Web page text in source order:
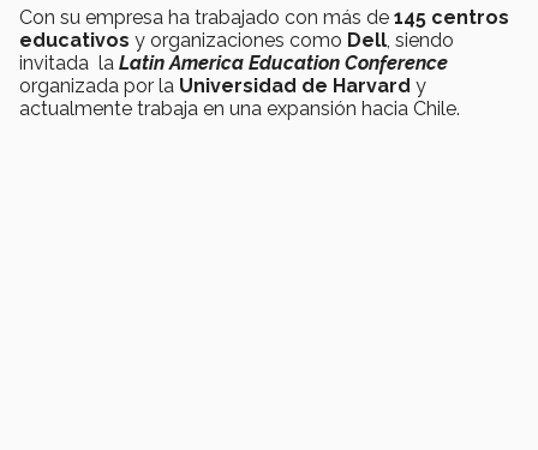
Con su empresa ha trabajado con más de 145 centros
educativos y organizaciones como Dell , siendo
invitada la Latin America Education Conference
organizada por la Universidad de Harvard y
actualmente trabaja en una expansión hacia Chile.